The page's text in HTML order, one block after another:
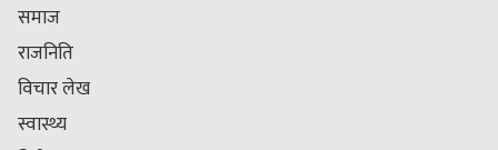
समाज
राजनिति
विचार लेख
स्वास्थ्य